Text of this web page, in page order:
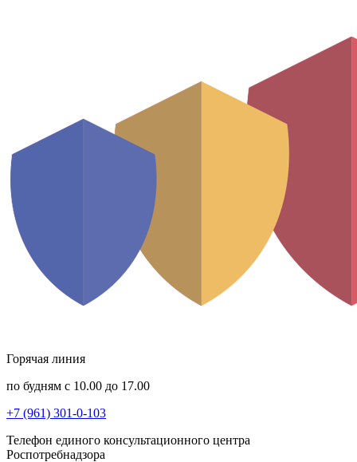
Горячая линия
по будням с 10.00 до 17.00
+7 (961) 301-0-103
Телефон единого консультационного центра
Роспотребнадзора